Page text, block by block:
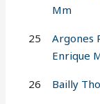
Mm
25
Argones
Enrique
26 Bailly